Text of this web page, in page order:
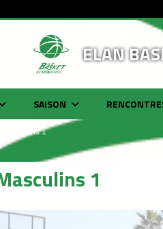
ELAN
SAISON
Masculins 1
1